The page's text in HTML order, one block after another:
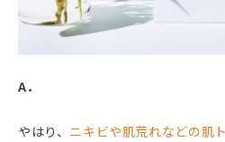
A．
やはり、 ニキビや肌荒れなどの肌